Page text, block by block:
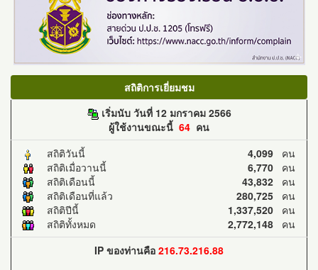
สถิติการเยี่ยมชม
เริ่มนับ วันที่ 12 มกราคม 2566
ผู้ใช้งานขณะนี้ 64 คน
สถิติวันนี้
4,099 คน
สถิติเมื่อวานนี้
6,770 คน
สถิติเดือนนี้
43,832 คน
สถิติเดือนที่แล้ว
280,725 คน
สถิติปีนี้
1,337,520 คน
สถิติทั้งหมด
2,772,148 คน
IP ของท่านคือ 216.73.216.88